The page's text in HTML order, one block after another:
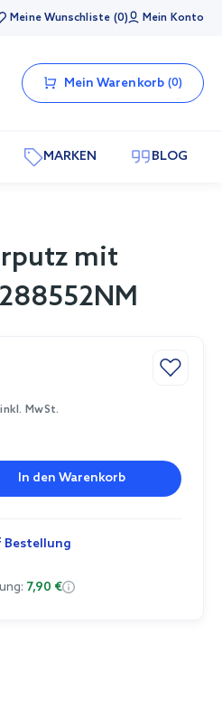
Meine Wunschliste 0 Mein Konto
Mein Warenkorb 0
MARKEN BLOG
mit
inkl. MwSt.
In den Warenkorb
Bestellung
7,90 €